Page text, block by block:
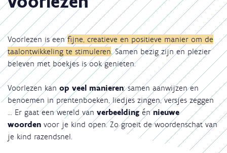
Voorlezen is eenfijne, creatieve en positieve manier om de
taalontwikkeling te stimuleren . Samen bezig zijn en plezier
beleven met boekjes is ook genieten.
Voorlezen kan op veel manieren: samen aanwijzen en
benoemen in prentenboeken, liedjes zingen, versjes zeggen
… Er gaat een wereld van verbeelding énnieuwe
woorden voor je kind open. Zo groeit de woordenschat van
je kind razendsnel.